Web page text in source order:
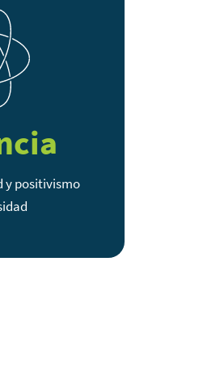
y positivismo